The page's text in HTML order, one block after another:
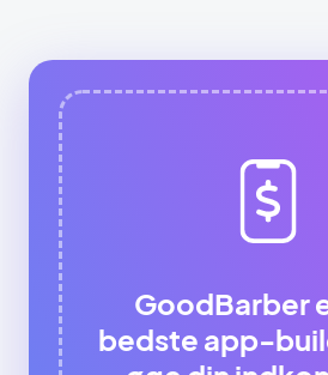
GoodBarber
bedste app-